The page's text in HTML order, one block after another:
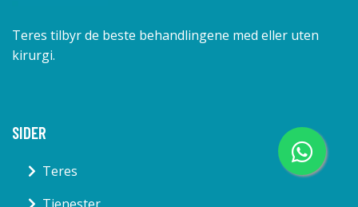
Teres tilbyr de beste behandlingene med eller uten
kirurgi.
SIDER
Teres